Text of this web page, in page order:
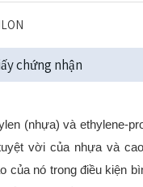
chứng nhận
(nhựa) và ethylene-
vời của nhựa và
nó trong điều kiện